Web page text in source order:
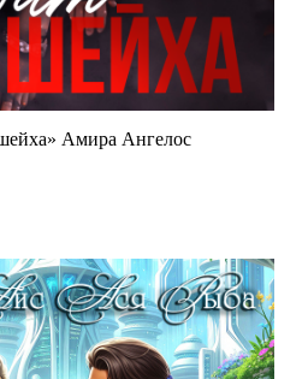
Амира Ангелос